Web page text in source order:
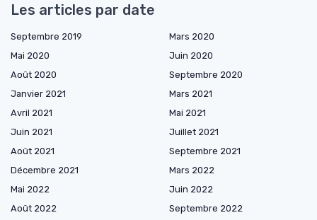
Les articles par date
Septembre 2019
Mars 2020
Mai 2020
Juin 2020
Août 2020
Septembre 2020
Janvier 2021
Mars 2021
Avril 2021
Mai 2021
Juin 2021
Juillet 2021
Août 2021
Septembre 2021
Décembre 2021
Mars 2022
Mai 2022
Juin 2022
Août 2022
Septembre 2022